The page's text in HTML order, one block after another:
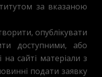
за вказаною
опублікувати
доступними, або
сайті матеріали з
подати заявку